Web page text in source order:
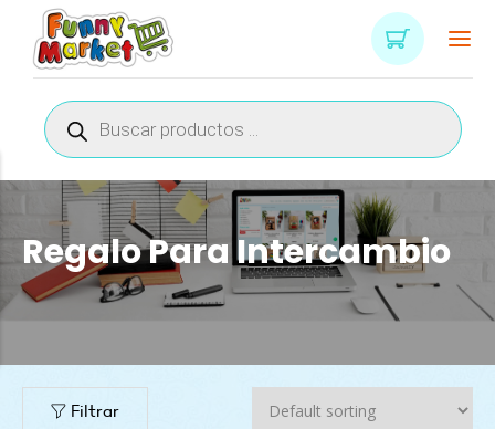
Búsqueda
de
productos
Regalo Para Intercambio
Filtrar